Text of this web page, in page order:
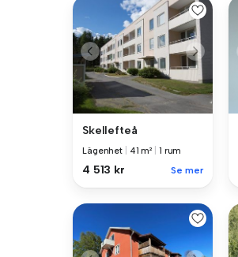
Skellefteå
Lägenhet 41 m² 1 rum
4 513 kr Se mer